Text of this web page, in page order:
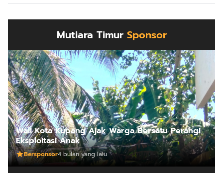
Mutiara Timur Sponsor
Wali Kota Kupang Ajak Warga Bersatu Perangi
Eksploitasi Anak
Bersponsor4 bulan yang lalu